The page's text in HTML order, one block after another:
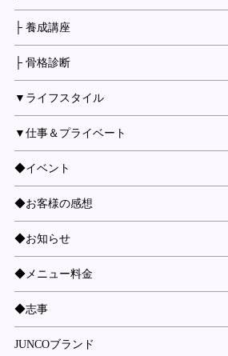
├ 養成講座
├ 骨格診断
▼ライフスタイル
▼仕事＆プライベート
◆イベント
◆お客様の感想
◆お知らせ
◆メニュー料金
◆志事
JUNCOブランド